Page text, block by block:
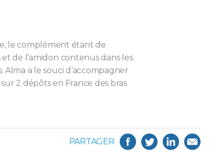
le complément étant de
de l’amidon contenus dans les
a le souci d’accompagner
2 dépôts en France des bras
PARTAGER